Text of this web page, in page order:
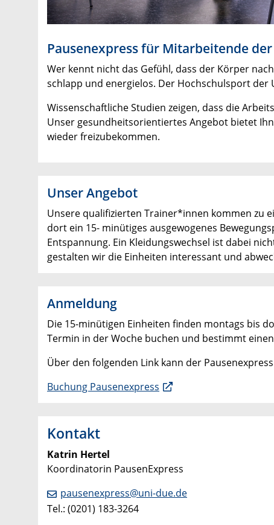
Pausenexpress für Mitarbeitende
Wer kennt nicht das Gefühl, dass der Körper
schlapp und energielos. Der Hochschulsport der
Wissenschaftliche Studien zeigen, dass die
Unser gesundheitsorientiertes Angebot bietet
wieder freizubekommen.
Unser Angebot
Unsere qualifizierten Trainer*innen kommen zu
dort ein 15- minütiges ausgewogenes
Entspannung. Ein Kleidungswechsel ist dabei
gestalten wir die Einheiten interessant und
Anmeldung
Die 15-minütigen Einheiten finden montags bis
Termin in der Woche buchen und bestimmt
Über den folgenden Link kann der
Buchung Pausenexpress
Kontakt
Katrin Hertel
Koordinatorin PausenExpress
pausenexpress@uni-due.de
Tel.: (0201) 183-3264